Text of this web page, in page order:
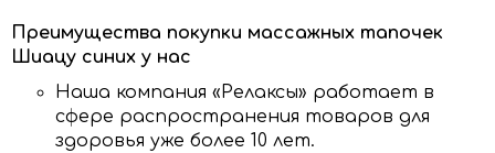
Преимущества покупки массажных тапочек
Шиацу синих у нас
Наша компания «Релаксы» работает в
сфере распространения товаров для
здоровья уже более 10 лет.